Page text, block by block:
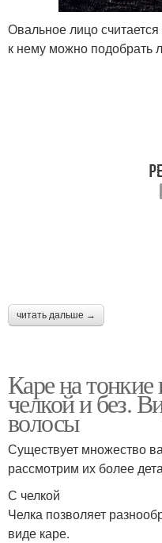
Каре с объемной
макушкой
волосы
Челка на тонкие волосы
Овальное лицо
к нему можно подобрать
читать дальше →
Каре на
челкой и без.
волосы
Существует множество
рассмотрим их более
С челкой
Челка позволяет
виде каре.